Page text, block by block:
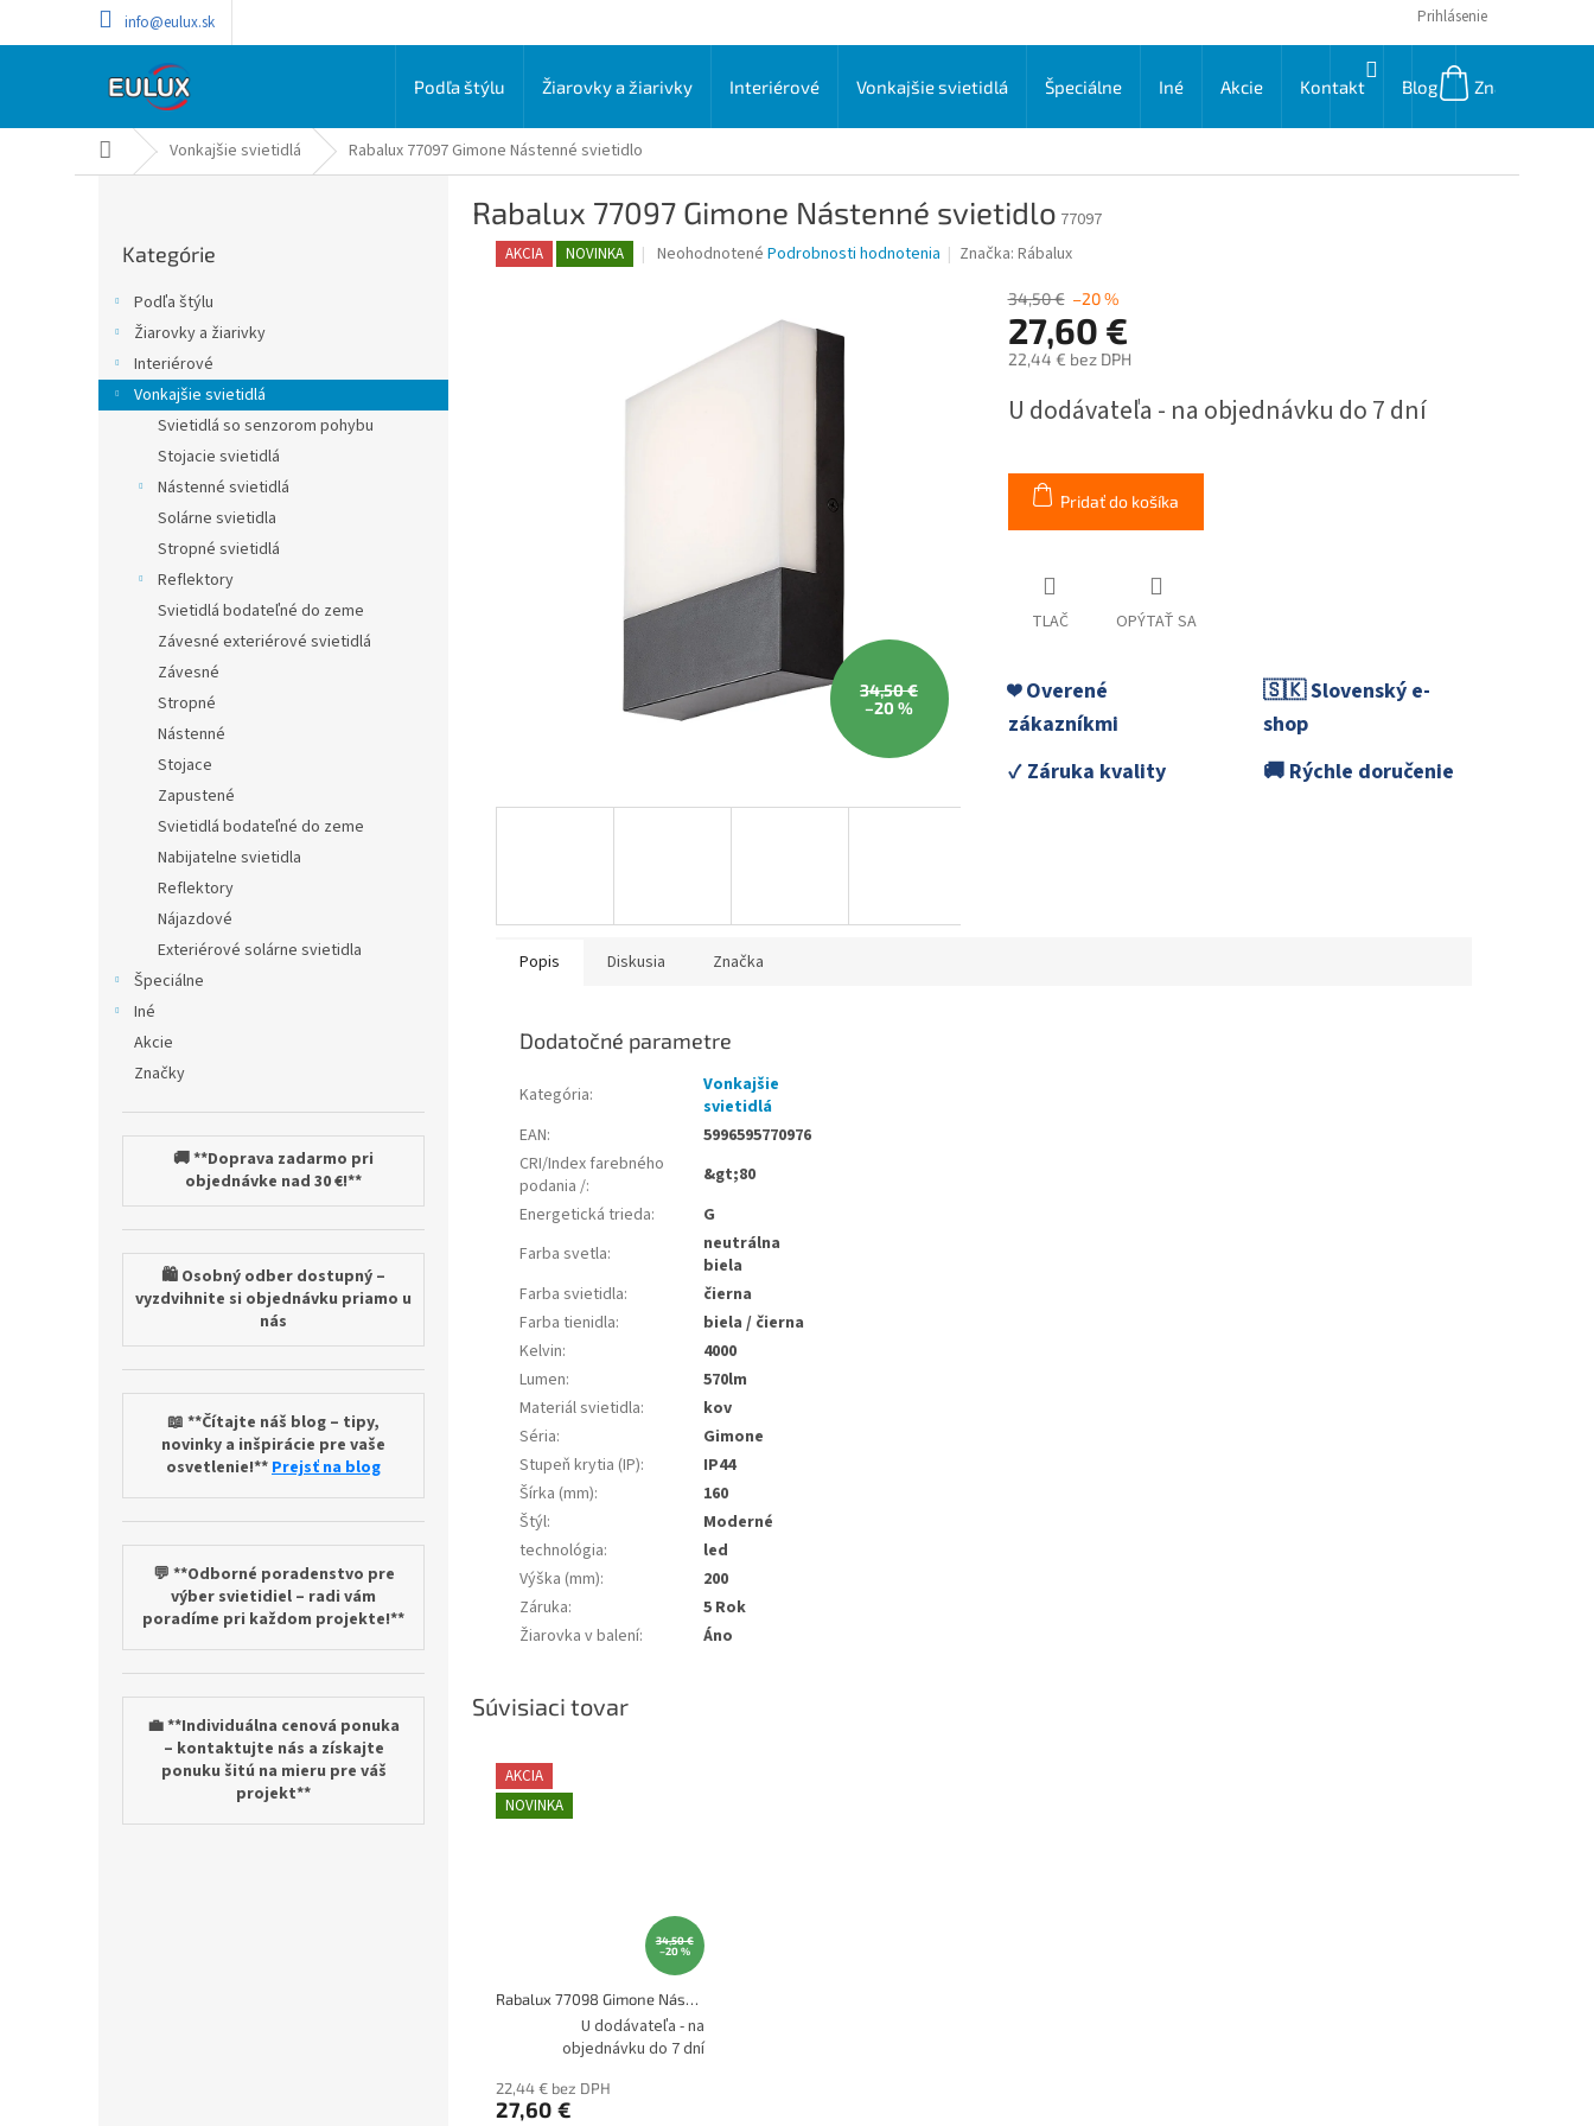
info@eulux.sk Prihlásenie
NÁKUPNÝ
KOŠÍK
Podľa štýlu Žiarovky a žiarivky Interiérové Vonkajšie svietidlá Špeciálne Iné Akcie Kontakt Blog Značky
DomovVonkajšie svietidlá Rabalux 77097 Gimone Nástenné svietidlo
kategórie
Kategórie
Podľa štýlu
Žiarovky a žiarivky
Interiérové
Vonkajšie svietidlá
Svietidlá so senzorom pohybu
Stojacie svietidlá
Nástenné svietidlá
Solárne svietidla
Stropné svietidlá
Reflektory
Svietidlá bodateľné do zeme
Závesné exteriérové svietidlá
Závesné
Stropné
Nástenné
Stojace
Zapustené
Svietidlá bodateľné do zeme
Nabijatelne svietidla
Reflektory
Nájazdové
Exteriérové solárne svietidla
Špeciálne
Iné
Akcie
Značky
🚚 **Doprava zadarmo pri
objednávke nad 30 €!**
🛍️ Osobný odber dostupný –
vyzdvihnite si objednávku priamo u
nás
📖 **Čítajte náš blog – tipy,
novinky a inšpirácie pre vaše
osvetlenie!**Prejsť na blog
💬 **Odborné poradenstvo pre
výber svietidiel – radi vám
poradíme pri každom projekte!**
💼 **Individuálna cenová ponuka
– kontaktujte nás a získajte
ponuku šitú na mieru pre váš
projekt**
Rabalux 77097 Gimone Nástenné svietidlo 77097
AKCIA NOVINKA
Priemerné
5
Neohodnotené Podrobnosti hodnotenia Značka:Rábalux
34,50 €
–20 %
34,50 € –20 %
27,60 €
22,44 € bez DPH
cena:
U dodávateľa - na objednávku do 7 dní
Pridať do košíka
TLAČ OPÝTAŤ SA
❤️ Overené
zákazníkmi
🇸🇰 Slovenský e-
shop
✓ Záruka kvality
🚚 Rýchle doručenie
Popis Diskusia Značka
Dodatočné parametre
Kategória:
Vonkajšie
svietidlá
EAN:
5996595770976
CRI/Index farebného
podania /:
&gt;80
Energetická trieda:
G
Farba svetla:
neutrálna
biela
Farba svietidla:
čierna
Farba tienidla:
biela / čierna
Kelvin:
4000
Lumen:
570lm
Materiál svietidla:
kov
Séria:
Gimone
Stupeň krytia (IP):
IP44
Šírka (mm):
160
Štýl:
Moderné
technológia:
led
Výška (mm):
200
Záruka:
5 Rok
Žiarovka v balení: Áno
Súvisiaci tovar
AKCIA
NOVINKA
34,50 €
–20 %
Rabalux 77098 Gimone Nástenné svietidlo
U dodávateľa - na
objednávku do 7 dní
22,44 € bez DPH
27,60 €